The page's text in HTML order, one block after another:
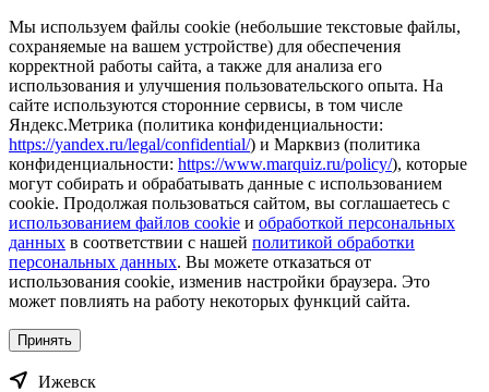
Мы используем файлы cookie (небольшие текстовые файлы,
сохраняемые на вашем устройстве) для обеспечения
корректной работы сайта, а также для анализа его
использования и улучшения пользовательского опыта. На
сайте используются сторонние сервисы, в том числе
Яндекс.Метрика (политика конфиденциальности:
https://yandex.ru/legal/confidential/) и Марквиз (политика
конфиденциальности: https://www.marquiz.ru/policy/), которые
могут собирать и обрабатывать данные с использованием
cookie. Продолжая пользоваться сайтом, вы соглашаетесь с
использованием файлов cookie и обработкой персональных
данных в соответствии с нашей политикой обработки
персональных данных. Вы можете отказаться от
использования cookie, изменив настройки браузера. Это
может повлиять на работу некоторых функций сайта.
Принять
Ижевск